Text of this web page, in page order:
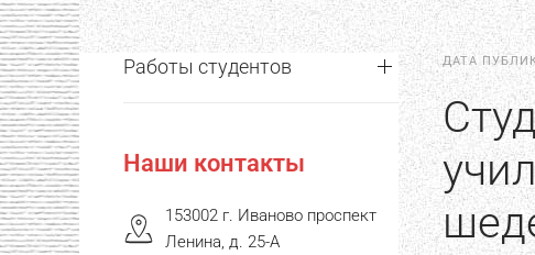
ДАТА
Работы студентов
Наши контакты
153002 г. Иваново проспект
Ленина, д. 25-А